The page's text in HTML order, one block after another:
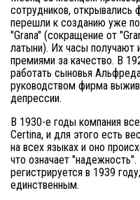
сотрудников, открывались
перешли к созданию уже
"Grana" (сокращение от
латыни). Их часы получают
премиями за качество. В
работать сыновья
руководством фирма
депрессии.
В 1930-е годы компания
Certina, и для этого есть
на всех языках и оно
что означает
регистрируется в 1939
единственным.